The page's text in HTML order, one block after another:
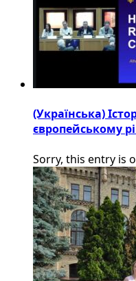
(Українська)
європейському
Sorry, this entry is